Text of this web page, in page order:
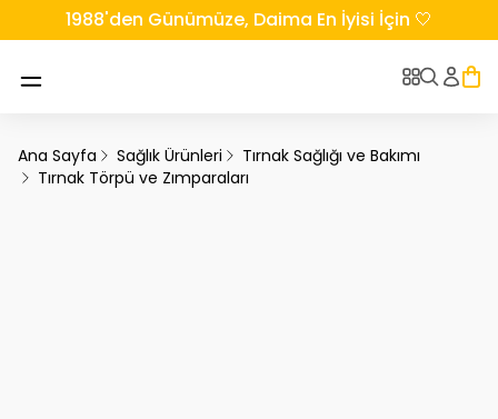
1988'den Günümüze, Daima En İyisi İçin 🤍
Ana Sayfa Sağlık Ürünleri
Tırnak Sağlığı ve Bakımı
Tırnak Törpü ve Zımparaları